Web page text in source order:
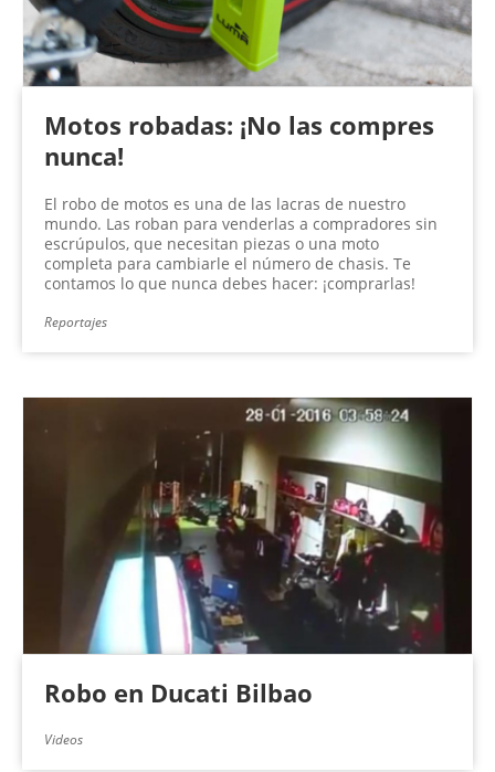
Motos robadas: ¡No las compres
nunca!
El robo de motos es una de las lacras de nuestro
mundo. Las roban para venderlas a compradores sin
escrúpulos, que necesitan piezas o una moto
completa para cambiarle el número de chasis. Te
contamos lo que nunca debes hacer: ¡comprarlas!
Reportajes
Robo en Ducati Bilbao
Videos